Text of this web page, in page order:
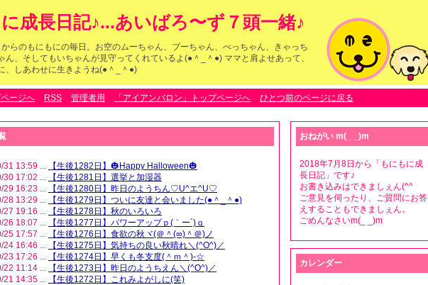
成長日記♪...あいばろ〜ず７頭一緒♪
らのもにもにの毎日。お空のムーちゃん、ブーちゃん、べっちゃん、きゃっち
ん、そしてもいちゃんが見守ってくれているよ(●＾_＾●) ママと肩よせあって、
、しあわせに生きようね(●＾_＾●)
ージへ RSS 管理者用 「アイアンバロン」トップページへ ひとつ前のページに戻る
31 13:59 ...
【生後1282日】🎃Happy Halloween🎃
30 17:02 ...
【生後1281日】選挙と加湿器
29 16:23 ...
【生後1280日】昨日のようちん♡U^エ^U♡
28 13:29 ...
【生後1279日】ついに友達と会いました(●＾_＾●)
27 19:16 ...
【生後1278日】秋のいろいろ
26 18:07 ...
【生後1277日】パワーアップｐ(｀ー´)ｑ
25 17:57 ...
【生後1276日】食欲の秋ヾ(＠＾(∞)＾＠)ノ
24 16:46 ...
【生後1275日】気持ちの良い秋晴れ＼(^O^)／
23 17:26 ...
【生後1274日】早くも冬支度(＾ｍ＾)-☆
22 11:14 ...
【生後1273日】昨日のようちえん＼(^O^)／
21 14:35 ...
【生後1272日】これみよがしに(笑)
おねがい m(_ _)m
2018年7月8日から「もにもに成
長日記」です♪
お書き込みはできましぇん(^^ゞ
ご意見を伺ったり、ご質問にお答
えすることもできましぇん。
ごめんなさいm(_ _)m
カレンダー